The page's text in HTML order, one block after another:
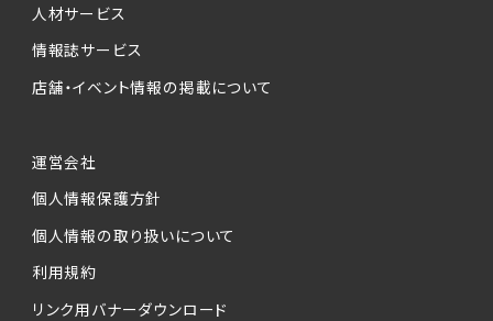
人材サービス
情報誌サービス
店舗・イベント情報の掲載について
運営会社
個人情報保護方針
個人情報の取り扱いについて
利用規約
リンク用バナーダウンロード